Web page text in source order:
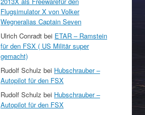
Flugsimulator X von Volker
Wegneralias Captain Seven
Ulrich Conradt bei ETAR – Ramstein
für den FSX ( US Militär super
gemacht)
Rudolf Schulz bei Hubschrauber –
Autopilot für den FSX
Rudolf Schulz bei Hubschrauber –
Autopilot für den FSX